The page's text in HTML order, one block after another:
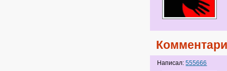
Написал:555666